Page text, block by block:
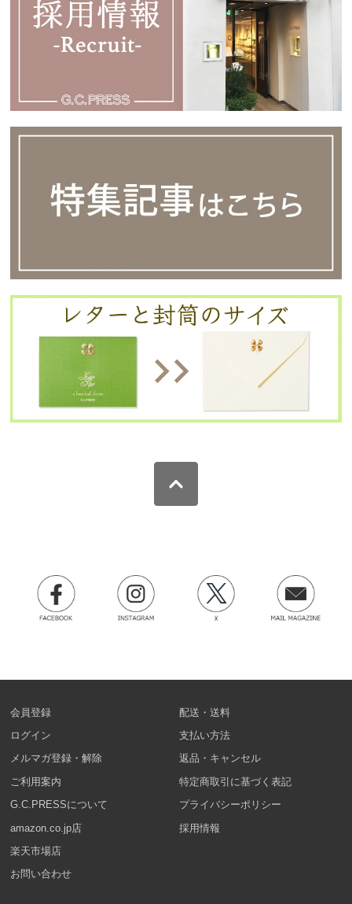
会員登録
ログイン
メルマガ登録・解除
ご利用案内
G.C.PRESSについて
amazon.co.jp店
楽天市場店
お問い合わせ
配送・送料
支払い方法
返品・キャンセル
特定商取引に基づく表記
プライバシーポリシー
採用情報